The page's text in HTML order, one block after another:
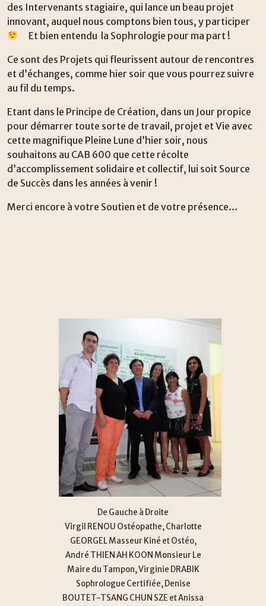
des Intervenants stagiaire, qui lance un beau projet
innovant, auquel nous comptons bien tous, y participer
Et bien entendu la Sophrologie pour ma part !
Ce sont des Projets qui fleurissent autour de rencontres
et d’échanges, comme hier soir que vous pourrez suivre
au fil du temps.
Etant dans le Principe de Création, dans un Jour propice
pour démarrer toute sorte de travail, projet et Vie avec
cette magnifique Pleine Lune d’hier soir, nous
souhaitons au CAB 600 que cette récolte
d’accomplissement solidaire et collectif, lui soit Source
de Succès dans les années à venir !
Merci encore à votre Soutien et de votre présence…
De Gauche à Droite
Virgil RENOU Ostéopathe, Charlotte
GEORGEL Masseur Kiné et Ostéo,
André THIEN AH KOON Monsieur Le
Maire du Tampon, Virginie DRABIK
Sophrologue Certifiée, Denise
BOUTET-TSANG CHUN SZE et Anissa